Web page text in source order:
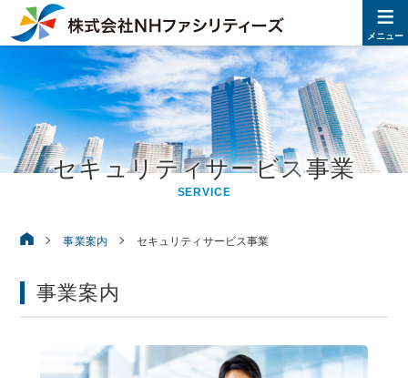
≡
メニュー
株
セキュリティサービス事業
SERVICE
株式会社NHファシリティーズ
事業案内 セキュリティサービス事業
事業案内